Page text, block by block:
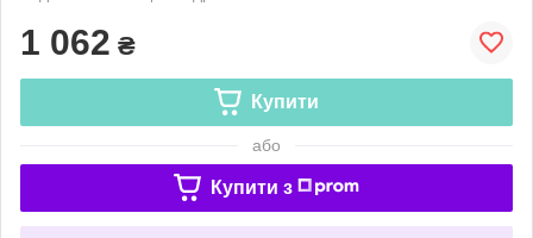
1 062 ₴
Купити
або
Купити з